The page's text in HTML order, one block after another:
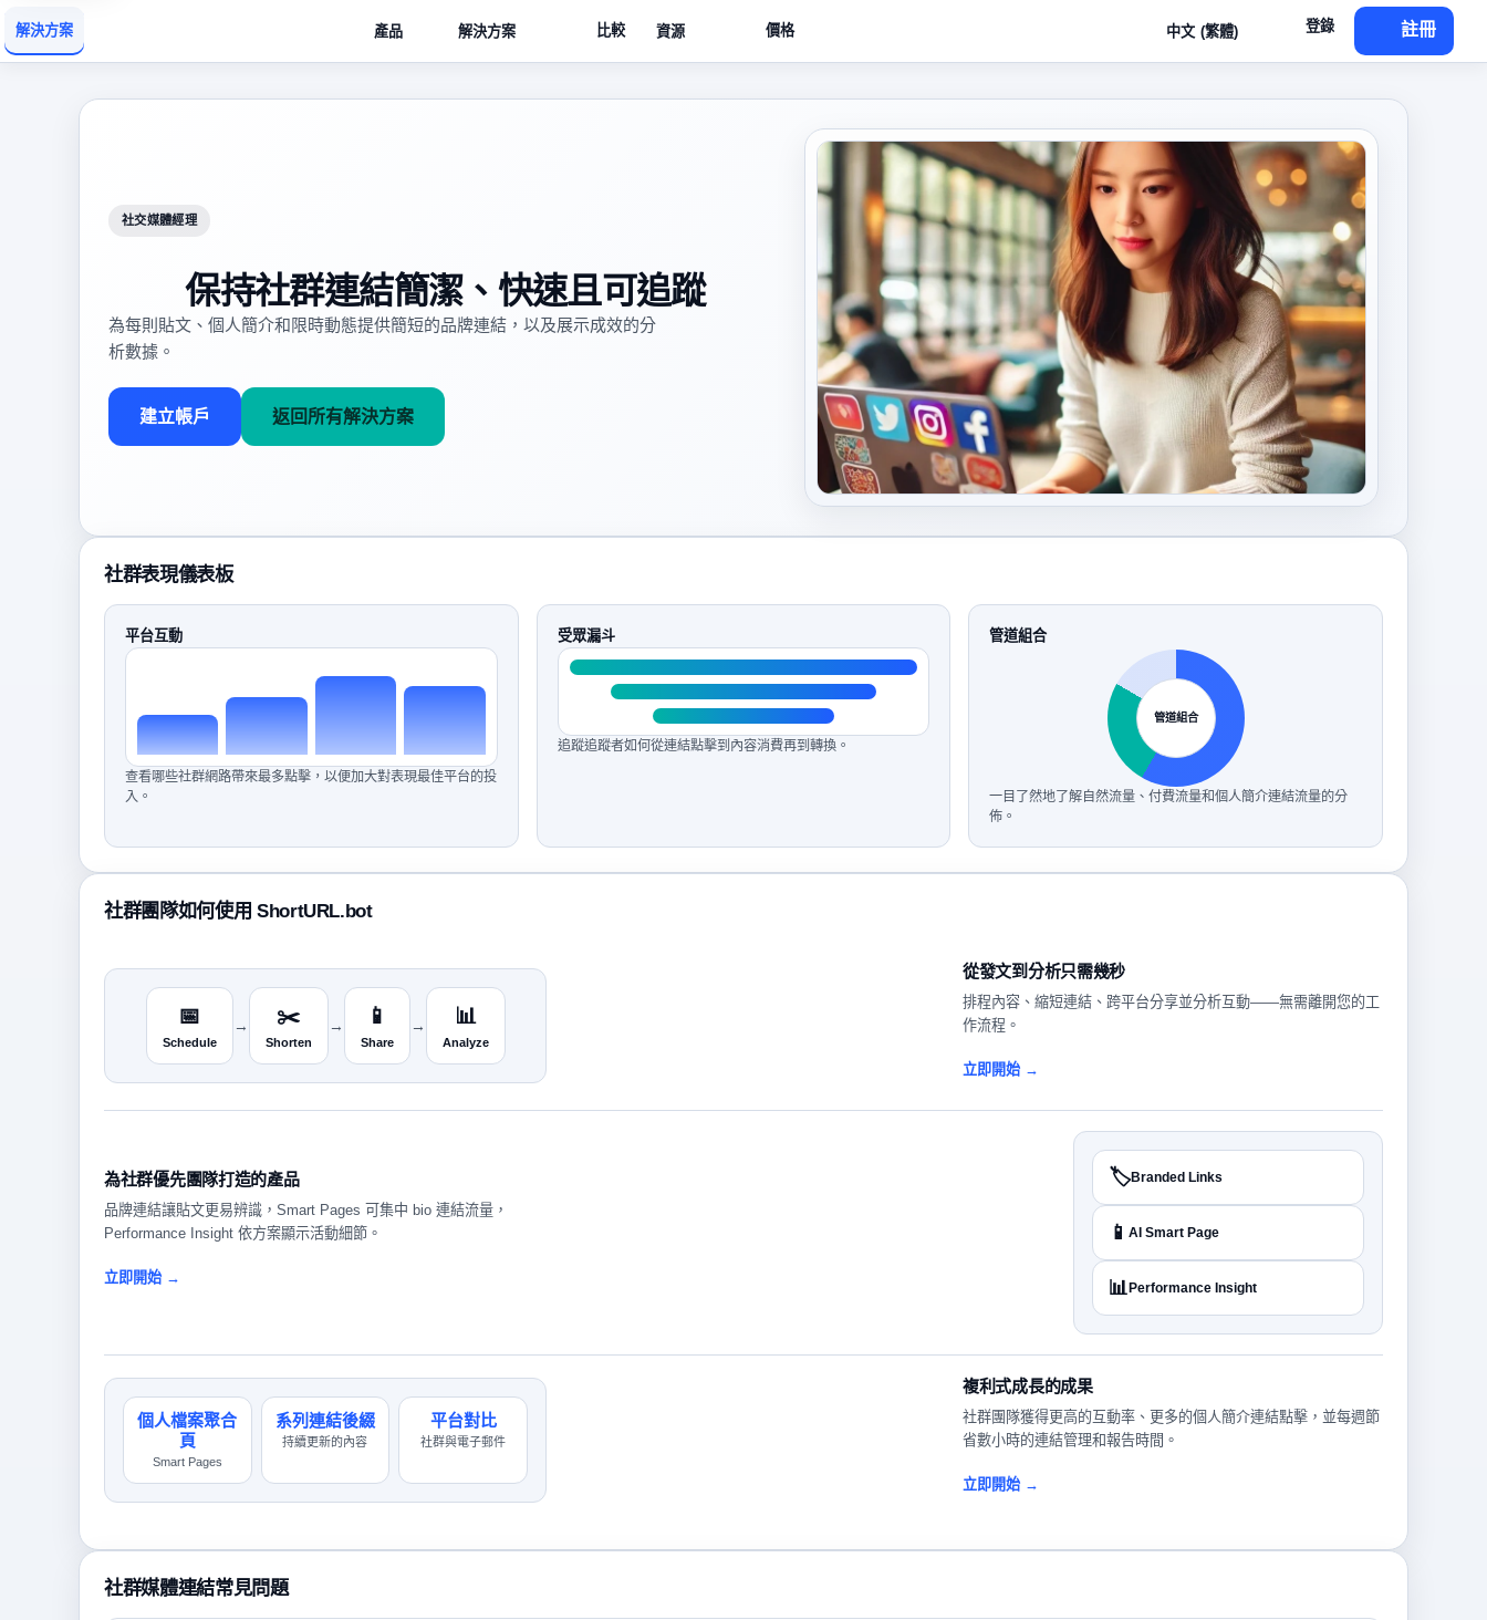
解決方案 產品 解決方案 比較 資源 價格 中文 (繁體) 登錄 註冊
社交媒體經理
保持社群連結簡潔、快速且可追蹤
為每則貼文、個人簡介和限時動態提供簡短的品牌連結，以及展示成效的分
析數據。
建立帳戶 返回所有解決方案
社群表現儀表板
平台互動
查看哪些社群網路帶來最多點擊，以便加大對表現最佳平台的投
入。
受眾漏斗
追蹤追蹤者如何從連結點擊到內容消費再到轉換。
管道組合
管道組合
一目了然地了解自然流量、付費流量和個人簡介連結流量的分
佈。
社群團隊如何使用 ShortURL.bot
📅
Schedule
→ ✂️
Shorten
→ 📱
Share
→ 📊
Analyze
從發文到分析只需幾秒
排程內容、縮短連結、跨平台分享並分析互動——無需離開您的工
作流程。
立即開始 →
🏷️Branded Links
📱 AI Smart Page
📊 Performance Insight
為社群優先團隊打造的產品
品牌連結讓貼文更易辨識，Smart Pages 可集中 bio 連結流量，
Performance Insight 依方案顯示活動細節。
立即開始 →
個人檔案聚合
頁
Smart Pages
系列連結後綴
持續更新的內容
平台對比
社群與電子郵件
複利式成長的成果
社群團隊獲得更高的互動率、更多的個人簡介連結點擊，並每週節
省數小時的連結管理和報告時間。
立即開始 →
社群媒體連結常見問題